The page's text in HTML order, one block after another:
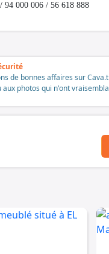
94 000 006 / 56 618 888
de bonnes affaires sur
aux photos qui n'ont